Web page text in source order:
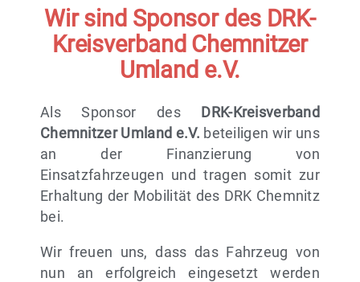
Wir sind Sponsor des DRK-
Kreisverband Chemnitzer
Umland e.V.
Als Sponsor des DRK-Kreisverband
Chemnitzer Umland e.V. beteiligen wir uns
an der Finanzierung von
Einsatzfahrzeugen und tragen somit zur
Erhaltung der Mobilität des DRK Chemnitz
bei.
Wir freuen uns, dass das Fahrzeug von
nun an erfolgreich eingesetzt werden